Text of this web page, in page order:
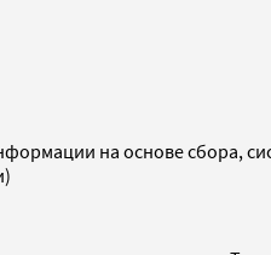
на основе сбора,